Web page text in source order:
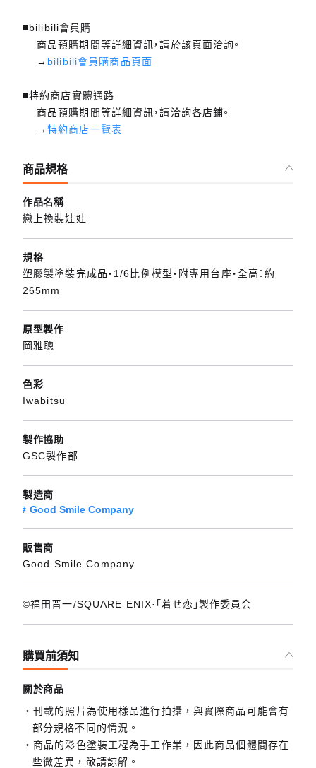
■bilibili會員購
商品預購期間等詳細資訊，請於該頁面洽詢。
→ bilibili會員購商品頁面
■特約商店實體通路
商品預購期間等詳細資訊，請洽詢各店鋪。
→特約商店一覽表
商品規格
作品名稱
戀上換裝娃娃
規格
塑膠製塗裝完成品・1/6比例模型・附專用台座・全高：約
265mm
原型製作
岡雅聰
色彩
Iwabitsu
製作協助
GSC製作部
製造商
Good Smile Company
販售商
Good Smile Company
©福田晋一/SQUARE ENIX·「着せ恋」製作委員会
購買前須知
關於商品
刊載的照片為使用樣品進行拍攝，與實際商品可能會有
部分規格不同的情況。
商品的彩色塗裝工程為手工作業，因此商品個體間存在
些微差異，敬請諒解。